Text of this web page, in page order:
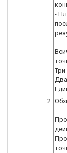
-
Три
Два
2.